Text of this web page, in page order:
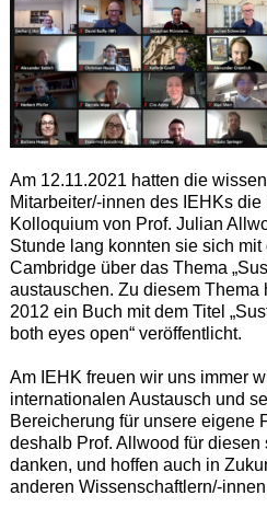
Am 12.11.2021 hatten die
Mitarbeiter/-innen des IEHKs
Kolloquium von Prof. Julian
Stunde lang konnten sie sich
Cambridge über das Thema
austauschen. Zu diesem Thema
2012 ein Buch mit dem Titel
both eyes open“ veröffentlicht.
Am IEHK freuen wir uns immer
internationalen Austausch und
Bereicherung für unsere eigene
deshalb Prof. Allwood für diesen
danken, und hoffen auch in
anderen Wissenschaftlern/-